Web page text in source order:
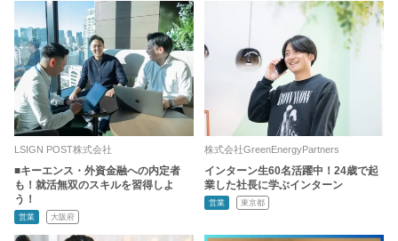
LSIGN POST株式会社
■キーエンス・外資金融への内定者
も！就活無双のスキルを習得しよ
う！
営業 大阪府
株式会社GreenEnergyPartners
インターン生60名活躍中！24歳で起
業した社長に学ぶインターン
営業 東京都